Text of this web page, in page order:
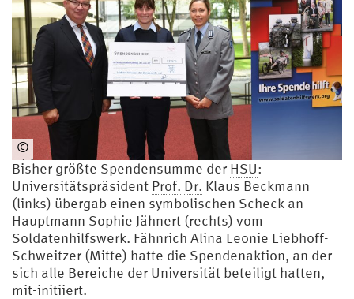
©
Ulrike
Schröder
Bisher größte Spendensumme der HSU:
Universitätspräsident Prof. Dr. Klaus Beckmann
(links) übergab einen symbolischen Scheck an
Hauptmann Sophie Jähnert (rechts) vom
Soldatenhilfswerk. Fähnrich Alina Leonie Liebhoff-
Schweitzer (Mitte) hatte die Spendenaktion, an der
sich alle Bereiche der Universität beteiligt hatten,
mit-initiiert.